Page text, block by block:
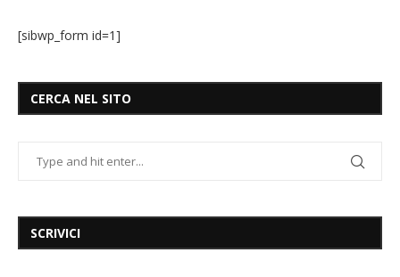
[sibwp_form id=1]
CERCA NEL SITO
SCRIVICI